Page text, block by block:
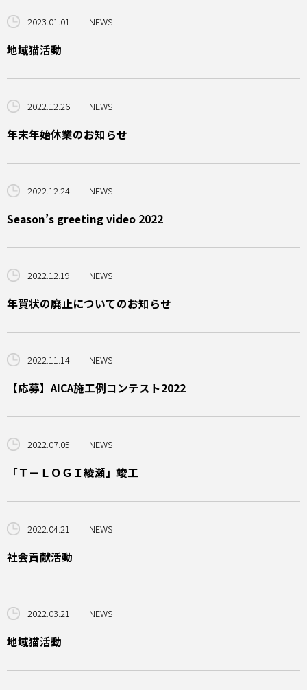
2023.01.01 NEWS
地域猫活動
2022.12.26 NEWS
年末年始休業のお知らせ
2022.12.24 NEWS
Season’s greeting video 2022
2022.12.19 NEWS
年賀状の廃止についてのお知らせ
2022.11.14 NEWS
【応募】AICA施工例コンテスト2022
2022.07.05 NEWS
「Ｔ－ＬＯＧＩ綾瀬」竣工
2022.04.21 NEWS
社会貢献活動
2022.03.21 NEWS
地域猫活動